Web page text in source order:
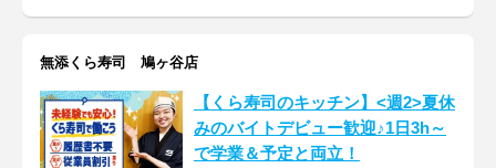
無添くら寿司 鳩ヶ谷店
【くら寿司のキッチン】<週2>夏休
みのバイトデビュー歓迎♪1日3h～
で学業＆予定と両立！